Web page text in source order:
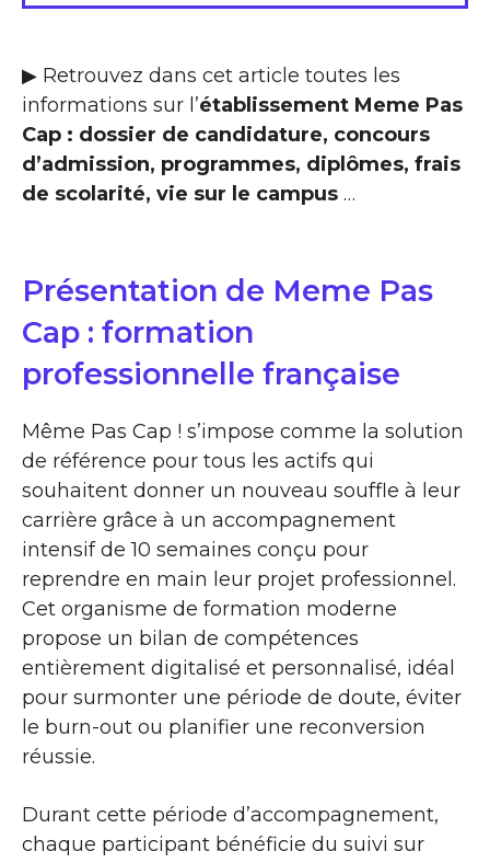
▶ Retrouvez dans cet article toutes les
informations sur l’établissement Meme Pas
Cap : dossier de candidature, concours
d’admission, programmes, diplômes, frais
de scolarité, vie sur le campus …
Présentation de Meme Pas
Cap : formation
professionnelle française
Même Pas Cap ! s’impose comme la solution
de référence pour tous les actifs qui
souhaitent donner un nouveau souffle à leur
carrière grâce à un accompagnement
intensif de 10 semaines conçu pour
reprendre en main leur projet professionnel.
Cet organisme de formation moderne
propose un bilan de compétences
entièrement digitalisé et personnalisé, idéal
pour surmonter une période de doute, éviter
le burn-out ou planifier une reconversion
réussie.
Durant cette période d’accompagnement,
chaque participant bénéficie du suivi sur